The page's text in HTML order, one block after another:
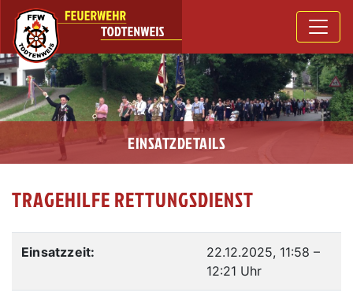
EINSATZDETAILS
TRAGEHILFE RETTUNGSDIENST
Einsatzzeit: 22.12.2025, 11:58 –
12:21 Uhr